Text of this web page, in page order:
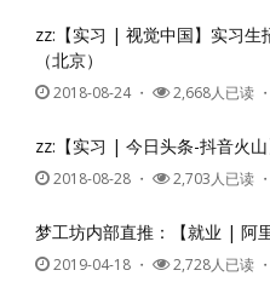
zz:【实习 | 视觉中国】实习生
（北京）
2018-08-24・ 2,668人已读 ・
zz:【实习 | 今日头条-抖音火
2018-08-28 ・ 2,703人已读 ・
梦工坊内部直推：【就业 | 阿
2019-04-18 ・ 2,728人已读 ・